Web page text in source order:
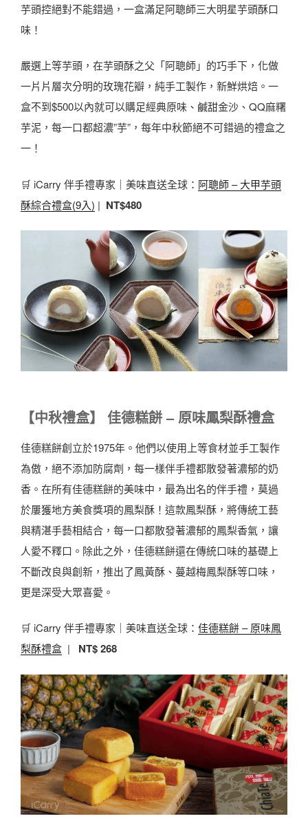
芋頭控絕對不能錯過，一盒滿足阿聰師三大明星芋頭酥口
味！
嚴選上等芋頭，在芋頭酥之父「阿聰師」的巧手下，化做
一片片層次分明的玫瑰花瓣，純手工製作，新鮮烘焙。一
盒不到$500以內就可以購足經典原味、鹹甜金沙、QQ麻糬
芋泥，每一口都超濃”芋”，每年中秋節絕不可錯過的禮盒之
一！
🛒 iCarry 伴手禮專家｜美味直送全球： 阿聰師 – 大甲芋頭
酥綜合禮盒(9入) | NT$480
【中秋禮盒】 佳德糕餅 – 原味鳳梨酥禮盒
佳德糕餅創立於1975年。他們以使用上等食材並手工製作
為傲，絕不添加防腐劑，每一樣伴手禮都散發著濃郁的奶
香。在所有佳德糕餅的美味中，最為出名的伴手禮，莫過
於屢獲地方美食獎項的鳳梨酥！這款鳳梨酥，將傳統工藝
與精湛手藝相結合，每一口都散發著濃郁的鳳梨香氣，讓
人愛不釋口。除此之外，佳德糕餅還在傳統口味的基礎上
不斷改良與創新，推出了鳳黃酥、蔓越梅鳳梨酥等口味，
更是深受大眾喜愛。
🛒 iCarry 伴手禮專家｜美味直送全球： 佳德糕餅 – 原味鳳
梨酥禮盒 | NT$ 268